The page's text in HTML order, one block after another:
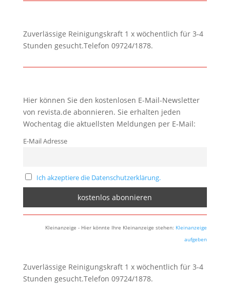
Zuverlässige Reinigungskraft 1 x wöchentlich für 3-4
Stunden gesucht.Telefon 09724/1878.
Hier können Sie den kostenlosen E-Mail-Newsletter
von revista.de abonnieren. Sie erhalten jeden
Wochentag die aktuellsten Meldungen per E-Mail:
E-Mail Adresse
Ich akzeptiere die Datenschutzerklärung.
Kleinanzeige - Hier könnte Ihre Kleinanzeige stehen: Kleinanzeige
aufgeben
Zuverlässige Reinigungskraft 1 x wöchentlich für 3-4
Stunden gesucht.Telefon 09724/1878.